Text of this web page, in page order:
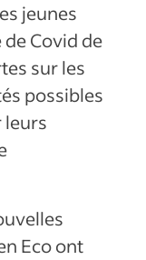
jeunes
Covid de
sur les
possibles
leurs
Eco ont